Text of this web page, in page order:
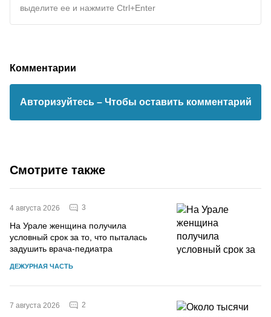
выделите ее и нажмите Ctrl+Enter
Комментарии
Авторизуйтесь – Чтобы оставить комментарий
Смотрите также
4 августа 2026 3
На Урале женщина получила
условный срок за то, что пыталась
задушить врача-педиатра
ДЕЖУРНАЯ ЧАСТЬ
7 августа 2026 2